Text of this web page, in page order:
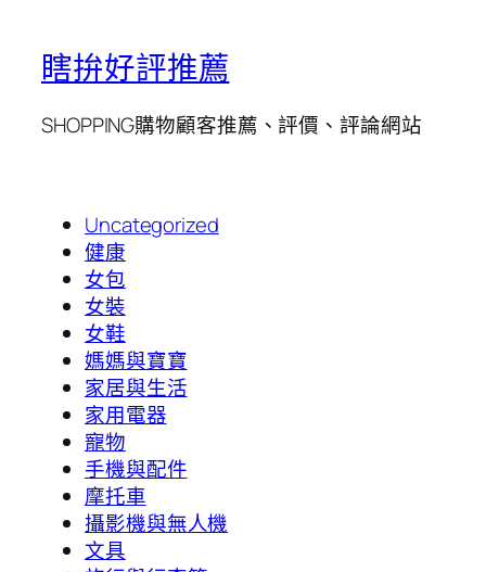
瞎拚好評推薦
SHOPPING購物顧客推薦、評價、評論網站
Uncategorized
健康
女包
女裝
女鞋
媽媽與寶寶
家居與生活
家用電器
寵物
手機與配件
摩托車
攝影機與無人機
文具